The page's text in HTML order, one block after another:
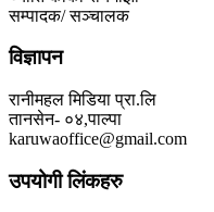
सम्पादक/ सञ्चालक
विज्ञापन
रानीमहल मिडिया प्रा.लि
तानसेन- ०४,पाल्पा
karuwaoffice@gmail.com
उपयोगी लिंकहरु